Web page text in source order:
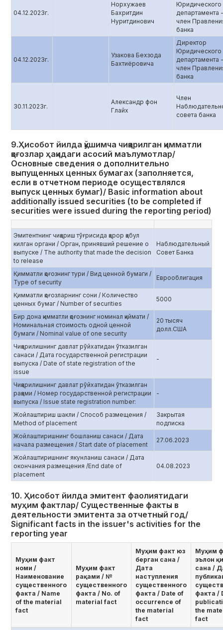
04.12.2023г.
Норхужаев
Бахритдин
Нуритдинович
Юридического
департамента -
член
банка
04.12.2023г.
Узакова Бехзода
Бахтиёровича
Директор
Юридического
департамента -
член
банка
30.11.2023г.
Александр фон
Глайх
Член
совета банка
9.Ҳисобот йилда қўшимча чиқарилган қимматли
қоғозлар ҳақидаги асосий маълумотлар/
Основные сведения о дополнительно
выпущенных ценных бумагах (заполняется,
если в отчетном периоде осуществлялся
выпуск ценных бумаг)/ Basic information about
additionally issued securities (to be completed if
securities were issued during the reporting period)
Эмитентнинг чиқариш тўғрисида қарор қабул
килган органи / Орган, принявший решение о
выпуске / The authority that made the decision
to release
Наблюдательный
Совет Банка
Қимматли қоғознинг тури / Вид ценной бумаги /
Type of security
Еврооблигация
Қимматли қоғозларнинг сони / Количество
ценных бумаг / Number of securities
5000
Бир дона қимматли қоғознинг номинал қиймати /
Номинальная стоимость одной ценной
бумаги / Nominal value of one security
20 тысяч
долл.CША
Чиқарилишнинг давлат рўйхатидан ўтказилган
санаси / Дата государственной регистрации
выпуска / Date of state registration of the
issue
-
Чиқарилишнинг давлат рўйхатидан ўтказилган
рақами / Номер государственной регистрации
выпуска / Issue state registration number:
-
Жойлаштириш шакли / Способ размещения /
Method of placement
Закрытая
подписка
Жойлаштиришнинг бошланиш санаси / Дата
начала размещения / Start date of placement
27.06.2023
Жойлаштиришнинг якунланиш санаси / Дата
окончания размещения /End date of
placement
04.08.2023
10. Ҳисобот йилда эмитент фаолиятидаги
муҳим фактлар/ Существенные факты в
деятельности эмитента за отчетный год/
Significant facts in the issuer's activities for the
reporting year
Муҳим факт
номи /
Наименование
существенного
факта / Name
of the material
fact
Муҳим факт
рақами / №
существенного
факта / No. of
material fact
Муҳим факт юз
берган сана /
Дата
наступления
существенного
факта / Date of
occurrence of
the material
fact
Муҳим
эълон
сана /
факта /
the
fact